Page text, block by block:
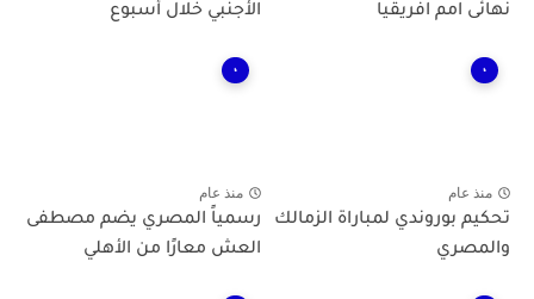
نهائى امم افريقيا
الأجنبي خلال أسبوع
،
منذ عام
تحكيم بوروندي لمباراة الزمالك
والمصري
،
منذ عام
رسمياً المصري يضم مصطفى
العش معارًا من الأهلي